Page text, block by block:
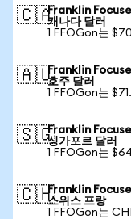
🇨🇦Franklin
캐나다 달러
1 FFOGon는
🇦🇺Franklin
호주 달러
1 FFOGon는
🇸🇬Franklin
싱가포르 달러
1 FFOGon는
🇨🇭Franklin
스위스 프랑
1 FFOGon는